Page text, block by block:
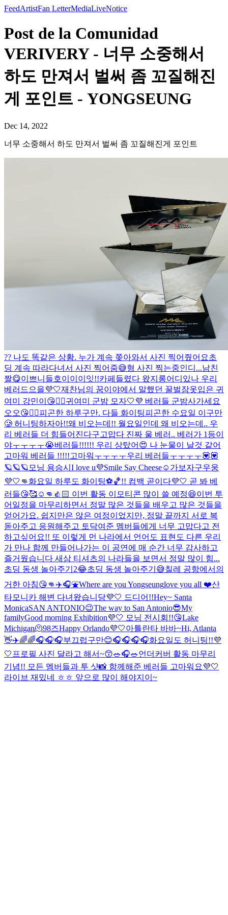
FeedArtistFan LetterMediaLiveNotice
Post de la Comunidad
VERIVERY - 너무 소중해서
하도 만져서 벌써 좀 꼬질해진
게 포인트 - YONGSEUNG
Dec 14, 2022
너무 소중해서 하도 만져서 벌써 좀 꼬질해진게 포인트
?? 나도 똑같은 상황. 누가 계속 쫒아와서 사진 찍어줬어요초
딩 계속 따라다녀서 사진 찍어줌😅형 사진 찍는중인디...남친
짤😋이쁘니들호이이이잇!!카페들렸다 왔지롱어디있나 우리
베러드으을💜🤍재찬님의 꿈이야에서 말했던 꿀벌잠옷입은 귀
여미 강민이😘👍🏻귀여미 군밤 모자🤍💜 베러들 군밤사가세요
오오😘👍🏻피곤한 하루구만. 다들 화이팅피곤한 수요일 이구만
🥲 허니팅하자아!!왜 비오는데!! 월요일인데 왜 비오는데.. 우
리 베러들 더 힘들어진다구고맙다 진짜 울 베러.. 베러가 1등이
야ㅜㅜㅜㅜ😭베러들!!!!!! 우리 상탔어😍 나 눈물이 날것 같어
고마워 베러들 !!!!!고마워ㅜㅜㅜㅜ우리 베러들ㅜㅜㅜㅜ💟💟
🪐🪐🪐 모닝 용승시 I love u💜Smile Say Cheese☺️ 가보자구우웅
💜🤍👊 화요일 하루도 화이팅⚽️🏀!! 컴백 곧이다💜🤍 곧 봐 베
러들😘🥰☺️👊👍🏻 이번 활동 이모티콘 많이 쓸 예정😆이번 투
어일정을 마무리하면서 정말 많은 것들을 배우고 많은 것들을
얻어가요. 쉽지만은 않은 여정이었지만, 정말 끝까지 서로 복
돋아주고 응원해주고 토닥여준 멤버들에게 너무 고맙다고 전
하고싶어요!! 또 이렇게 먼 나라에서 언어도 표현도 다른 우리
가 만나 함께 만들어나가는 이 공연에 매 순간 너무 감사하고
즐거웠습니다 새삼 티셔츠의 나라들을 보면서 정말 많이 힘...
초딩 동생 놀아주기2😂초딩 동생 놀아주기😅칠레 공항에서의
거한 아침😘👊 ✈️🎧⛲️Where are you Yongseunglove you all ❤️산
타모니카 해변 다녀왔습니당💜🤍 드디어!!Hey~ Santa
MonicaSAN ANTONIO😉The way to San Antonio😎My
familyGood morning Exhibition💜🤍 모닝 전시회!!😘Lake
Michigan🫠98즈Happy Orlando💜🤍아틀란타 바바~Hi, Atlanta
👋✈️🌈🌈🎧🎧🎧부끄럽구만😊🎧🎧🎧🎧화요일도 허니팅!!💜
🤍 프로필 사진 달라고 해서~😙🥗🎧🥗언더커버 활동 마무리
기념!! 모든 멤버들과 투 샷📸 함께해준 베러들 고마워요💜🤍
라이브 재밌네 ㅎㅎ 앞으로 많이 해야지이~